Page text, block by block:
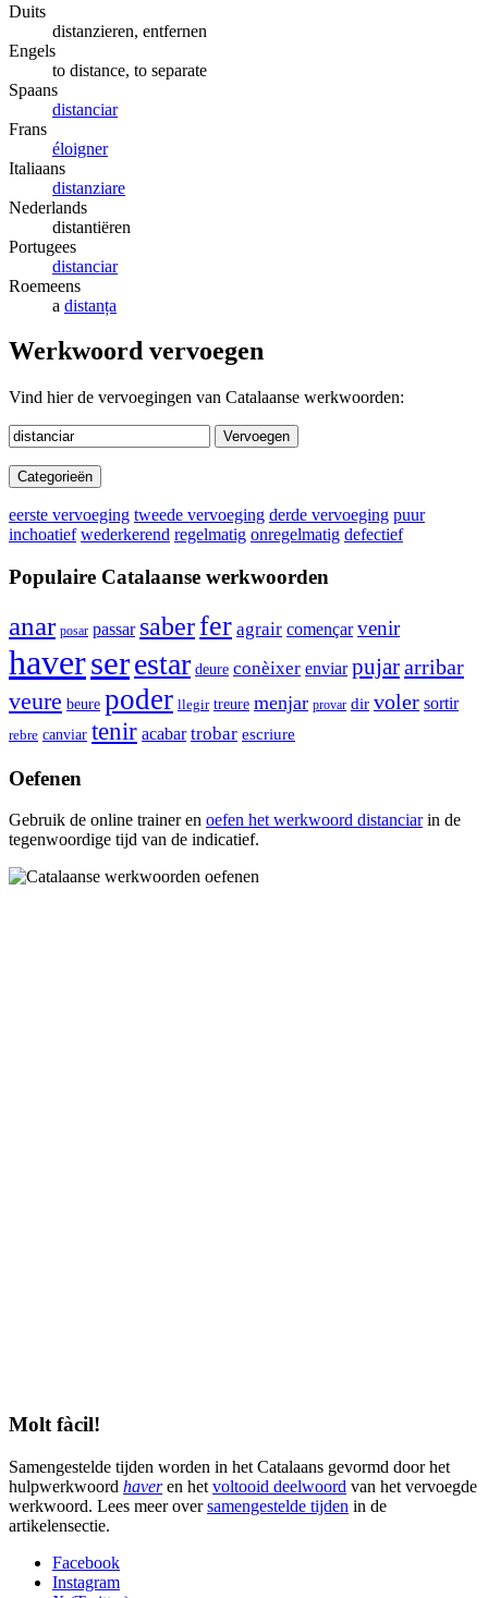
Duits
distanzieren, entfernen
Engels
to distance, to separate
Spaans
distanciar
Frans
éloigner
Italiaans
distanziare
Nederlands
distantiëren
Portugees
distanciar
Roemeens
a distanța
Werkwoord vervoegen
Vind hier de vervoegingen van Catalaanse werkwoorden:
Vervoegen
Categorieën
eerste vervoeging tweede vervoeging derde vervoeging puur
inchoatief wederkerend regelmatig onregelmatig defectief
Populaire Catalaanse werkwoorden
anar posar passar saberfer agrair començar venir
haverserestar deure conèixer enviar pujararribar
veure beure poder llegir treure menjar provar dir voler sortir
rebre canviar tenir acabar trobar escriure
Oefenen
Gebruik de online trainer en oefen het werkwoord distanciarin de
tegenwoordige tijd van de indicatief.
Molt fàcil!
Samengestelde tijden worden in het Catalaans gevormd door het
hulpwerkwoord haveren het voltooid deelwoord van het vervoegde
werkwoord. Lees meer oversamengestelde tijden in de
artikelensectie.
Facebook
Instagram